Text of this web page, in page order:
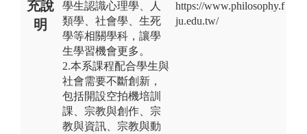
充說
明
學生認識心理學、人
類學、社會學、生死
學等相關學科，讓學
生學習機會更多。
2.本系課程配合學生與
社會需要不斷創新，
包括開設空拍機培訓
課、宗教與創作、宗
教與資訊、宗教與動
https://www.philosophy.f
ju.edu.tw/